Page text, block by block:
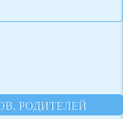
РОДИТЕЛЕЙ